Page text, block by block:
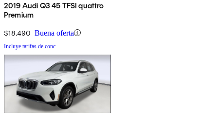
2019 Audi Q3 45 TFSI quattro
Premium
$18,490 Buena oferta
Incluye tarifas de conc.